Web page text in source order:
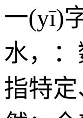
一(yī)
水，
指特